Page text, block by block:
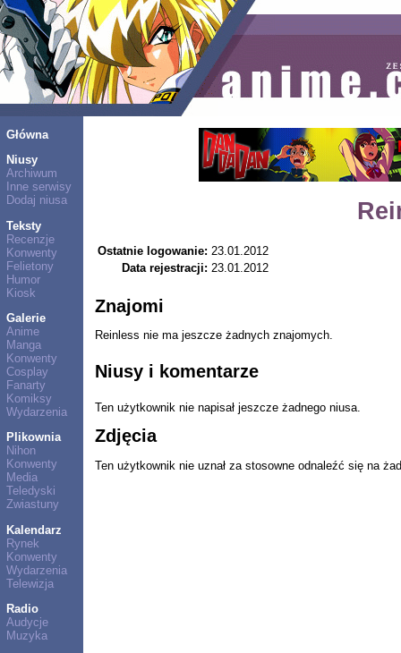
Główna
Niusy
Archiwum
Inne serwisy
Dodaj niusa
Teksty
Recenzje
Konwenty
Felietony
Humor
Kiosk
Galerie
Anime
Manga
Konwenty
Cosplay
Fanarty
Komiksy
Wydarzenia
Plikownia
Nihon
Konwenty
Media
Teledyski
Zwiastuny
Kalendarz
Rynek
Konwenty
Wydarzenia
Telewizja
Radio
Audycje
Muzyka
Ostatnie logowanie: 23.01.2012
Data rejestracji: 23.01.2012
Znajomi
Reinless nie ma jeszcze żadnych znajomych.
Niusy i komentarze
Ten użytkownik nie napisał jeszcze żadnego niusa.
Zdjęcia
Ten użytkownik nie uznał za stosowne odnaleźć się na